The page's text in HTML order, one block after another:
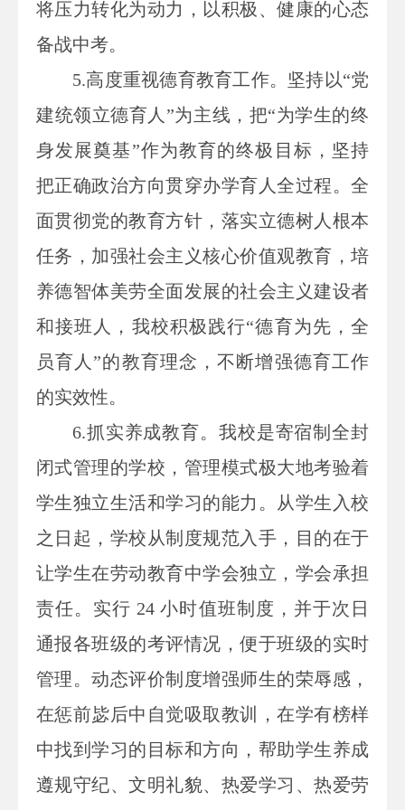
将压力转化为动力，以积极、健康的心态
备战中考。
5.高度重视德育教育工作。坚持以“党
建统领立德育人”为主线，把“为学生的终
身发展奠基”作为教育的终极目标，坚持
把正确政治方向贯穿办学育人全过程。全
面贯彻党的教育方针，落实立德树人根本
任务，加强社会主义核心价值观教育，培
养德智体美劳全面发展的社会主义建设者
和接班人，我校积极践行“德育为先，全
员育人”的教育理念，不断增强德育工作
的实效性。
6.抓实养成教育。我校是寄宿制全封
闭式管理的学校，管理模式极大地考验着
学生独立生活和学习的能力。从学生入校
之日起，学校从制度规范入手，目的在于
让学生在劳动教育中学会独立，学会承担
责任。实行 24 小时值班制度，并于次日
通报各班级的考评情况，便于班级的实时
管理。动态评价制度增强师生的荣辱感，
在惩前毖后中自觉吸取教训，在学有榜样
中找到学习的目标和方向，帮助学生养成
遵规守纪、文明礼貌、热爱学习、热爱劳